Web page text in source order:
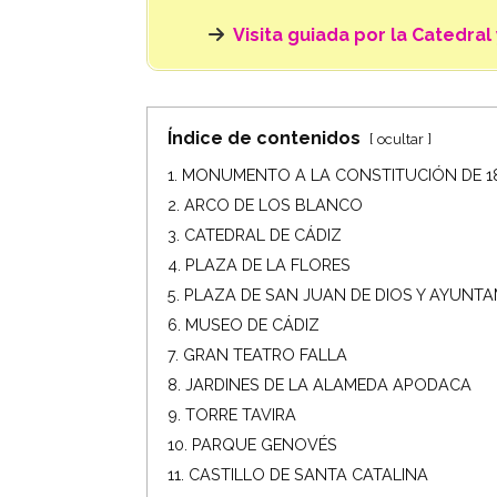
Visita guiada por la Catedral
Índice de contenidos ocultar
1. MONUMENTO A LA CONSTITUCIÓN DE
2. ARCO DE LOS BLANCO
3. CATEDRAL DE CÁDIZ
4. PLAZA DE LA FLORES
5. PLAZA DE SAN JUAN DE DIOS Y
6. MUSEO DE CÁDIZ
7. GRAN TEATRO FALLA
8. JARDINES DE LA ALAMEDA APODACA
9. TORRE TAVIRA
10. PARQUE GENOVÉS
11. CASTILLO DE SANTA CATALINA